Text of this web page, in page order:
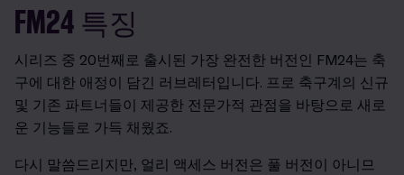
FM24 특징
시리즈 중 20번째로 출시된 가장 완전한 버전인 FM24는 축
구에 대한 애정이 담긴 러브레터입니다. 프로 축구계의 신규
및 기존 파트너들이 제공한 전문가적 관점을 바탕으로 새로
운 기능들로 가득 채웠죠.
다시 말씀드리지만, 얼리 액세스 버전은 풀 버전이 아니므